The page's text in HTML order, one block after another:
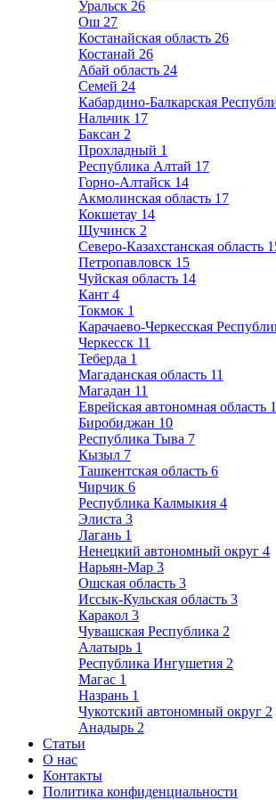
Уральск 26
Ош 27
Костанайская область 26
Костанай 26
Абай область 24
Семей 24
Кабардино-Балкарская
Нальчик 17
Баксан 2
Прохладный 1
Республика Алтай 17
Горно-Алтайск 14
Акмолинская область 17
Кокшетау 14
Щучинск 2
Северо-Казахстанская область
Петропавловск 15
Чуйская область 14
Кант 4
Токмок 1
Карачаево-Черкесская
Черкесск 11
Теберда 1
Магаданская область 11
Магадан 11
Еврейская автономная область
Биробиджан 10
Республика Тыва 7
Кызыл 7
Ташкентская область 6
Чирчик 6
Республика Калмыкия 4
Элиста 3
Лагань 1
Ненецкий автономный округ 4
Нарьян-Мар 3
Ошская область 3
Иссык-Кульская область 3
Каракол 3
Чувашская Республика 2
Алатырь 1
Республика Ингушетия 2
Магас 1
Назрань 1
Чукотский автономный округ 2
Анадырь 2
Статьи
О нас
Контакты
Политика конфиденциальности